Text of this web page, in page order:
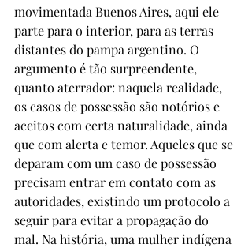
movimentada Buenos Aires, aqui ele
parte para o interior, para as terras
distantes do pampa argentino. O
argumento é tão surpreendente,
quanto aterrador: naquela realidade,
os casos de possessão são notórios e
aceitos com certa naturalidade, ainda
que com alerta e temor. Aqueles que se
deparam com um caso de possessão
precisam entrar em contato com as
autoridades, existindo um protocolo a
seguir para evitar a propagação do
mal. Na história, uma mulher indígena